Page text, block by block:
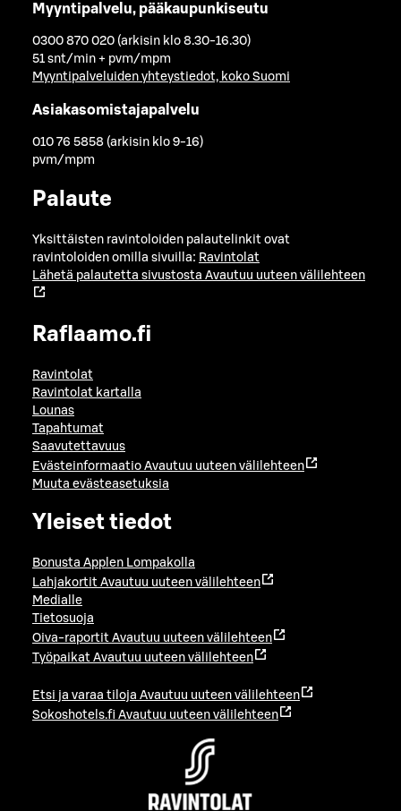
Myyntipalvelu, pääkaupunkiseutu
0300 870 020 (arkisin klo 8.30-16.30)
51 snt/min + pvm/mpm
Myyntipalveluiden yhteystiedot, koko Suomi
Asiakasomistajapalvelu
010 76 5858 (arkisin klo 9-16)
pvm/mpm
Palaute
Yksittäisten ravintoloiden palautelinkit ovat
ravintoloiden omilla sivuilla: Ravintolat
Lähetä palautetta sivustosta Avautuu uuteen välilehteen
Raflaamo.fi
Ravintolat
Ravintolat kartalla
Lounas
Tapahtumat
Saavutettavuus
Evästeinformaatio Avautuu uuteen välilehteen
Muuta evästeasetuksia
Yleiset tiedot
Bonusta Applen Lompakolla
Lahjakortit Avautuu uuteen välilehteen
Medialle
Tietosuoja
Oiva-raportit Avautuu uuteen välilehteen
Työpaikat Avautuu uuteen välilehteen
Etsi ja varaa tiloja Avautuu uuteen välilehteen
Sokoshotels.fi Avautuu uuteen välilehteen